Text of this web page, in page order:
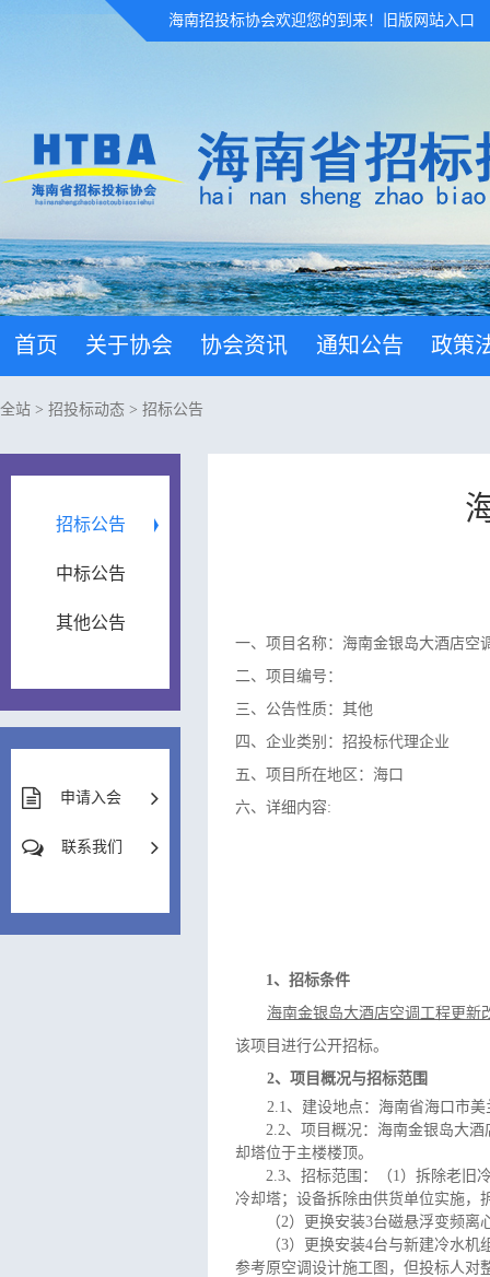
海南招投标协会欢迎您的到来！ 旧版网站入口
首页 关于协会 协会资讯 通知公告 政策
全站 > 招投标动态 > 招标公告
招标公告
中标公告
其他公告
申请入会
联系我们
一、项目名称：海南金银岛大酒店空
二、项目编号：
三、公告性质：其他
四、企业类别：招投标代理企业
五、项目所在地区：海口
六、详细内容:
1、招标条件
海南金银岛大酒店空调工程更新
该项目进行公开招标。
2、项目概况与招标范围
2.1、建设地点 ： 海南省海口市
2.2、 项目概况： 海南金银岛大酒
却塔位于主楼楼顶。
2.3、招标范围：
（1） 拆除老旧
冷却塔；设备拆除由供货单位实施，
（2） 更换安装3台磁悬浮变频离
（3） 更换安装4台与新建冷水机
参考原空调设计施工图，但投标人对